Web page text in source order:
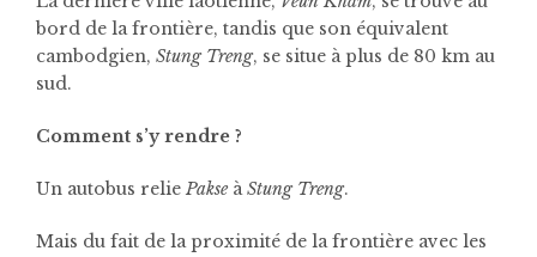
bord de la frontière, tandis que son équivalent
cambodgien, Stung Treng, se situe à plus de 80 km au
sud.
Comment s’y rendre ?
Un autobus relie PakseàStung Treng.
Mais du fait de la proximité de la frontière avec les